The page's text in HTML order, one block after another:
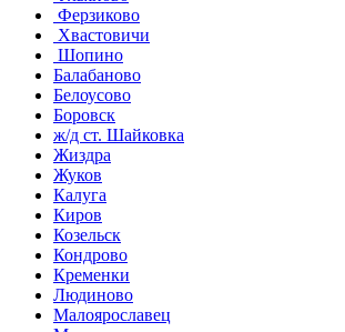
Ферзиково
Хвастовичи
Шопино
Балабаново
Белоусово
Боровск
ж/д ст. Шайковка
Жиздра
Жуков
Калуга
Киров
Козельск
Кондрово
Кременки
Людиново
Малоярославец